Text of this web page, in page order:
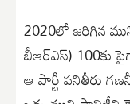
2020లో జరిగిన
బీఆర్ఎస్) 100కు
ఆ పార్టీ పనితీరు